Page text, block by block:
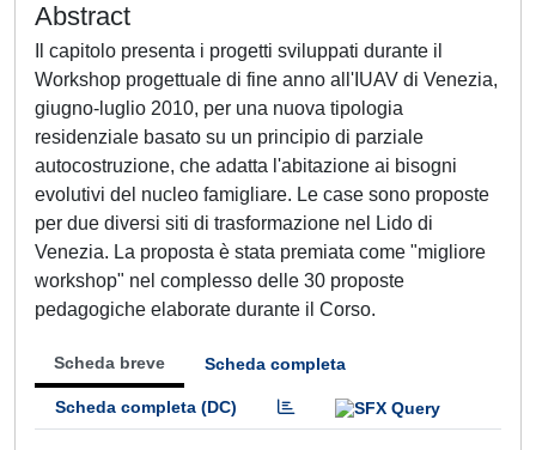
Abstract
Il capitolo presenta i progetti sviluppati durante il
Workshop progettuale di fine anno all'IUAV di Venezia,
giugno-luglio 2010, per una nuova tipologia
residenziale basato su un principio di parziale
autocostruzione, che adatta l'abitazione ai bisogni
evolutivi del nucleo famigliare. Le case sono proposte
per due diversi siti di trasformazione nel Lido di
Venezia. La proposta è stata premiata come "migliore
workshop" nel complesso delle 30 proposte
pedagogiche elaborate durante il Corso.
Scheda breve Scheda completa
Scheda completa (DC)